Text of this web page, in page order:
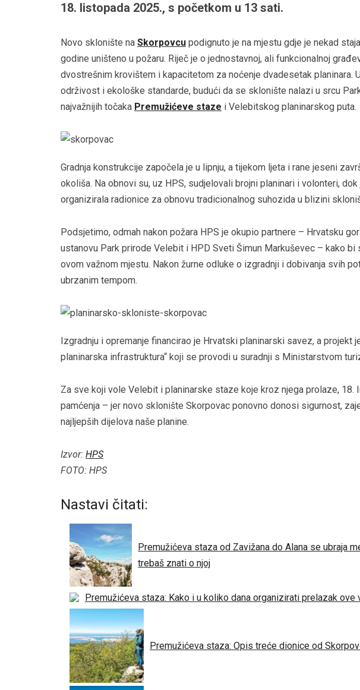
18. listopada 2025., s početkom u 13 sati.
Novo sklonište na Skorpovcu podignuto je na mjestu gdje je nekad
godine uništeno u požaru. Riječ je o jednostavnoj, ali funkcionalnoj
dvostrešnim krovištem i kapacitetom za noćenje dvadesetak planinara.
održivost i ekološke standarde, budući da se sklonište nalazi u srcu
najvažnijih točaka Premužićeve staze i Velebitskog planinarskog puta.
Gradnja konstrukcije započela je u lipnju, a tijekom ljeta i rane jeseni
okoliša. Na obnovi su, uz HPS, sudjelovali brojni planinari i volonteri,
organizirala radionice za obnovu tradicionalnog suhozida u blizini
Podsjetimo, odmah nakon požara HPS je okupio partnere – Hrvatsku
ustanovu Park prirode Velebit i HPD Sveti Šimun Markuševec – kako
ovom važnom mjestu. Nakon žurne odluke o izgradnji i dobivanja svih
ubrzanim tempom.
Izgradnju i opremanje financirao je Hrvatski planinarski savez, a projekt
planinarska infrastruktura“ koji se provodi u suradnji s Ministarstvom
Za sve koji vole Velebit i planinarske staze koje kroz njega prolaze, 18.
pamćenja – jer novo sklonište Skorpovac ponovno donosi sigurnost,
najljepših dijelova naše planine.
Izvor: HPS
FOTO: HPS
Nastavi čitati:
Premužićeva staza od Zavižana do Alana se ubraja
trebaš znati o njoj
Premužićeva staza: Kako i u koliko dana organizirati prelazak
Premužićeva staza: Opis treće dionice od